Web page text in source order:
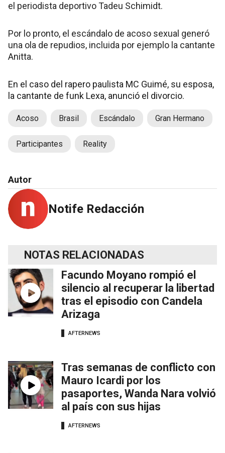
el periodista deportivo Tadeu Schimidt.
Por lo pronto, el escándalo de acoso sexual generó
una ola de repudios, incluida por ejemplo la cantante
Anitta.
En el caso del rapero paulista MC Guimé, su esposa,
la cantante de funk Lexa, anunció el divorcio.
Acoso Brasil Escándalo Gran Hermano
Participantes Reality
Autor
Notife Redacción
NOTAS RELACIONADAS
Facundo Moyano rompió el
silencio al recuperar la libertad
tras el episodio con Candela
Arizaga
AFTERNEWS
Tras semanas de conflicto con
Mauro Icardi por los
pasaportes, Wanda Nara volvió
al país con sus hijas
AFTERNEWS